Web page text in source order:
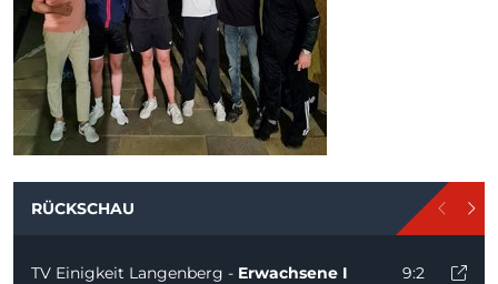
RÜCKSCHAU
TV Einigkeit Langenberg - Erwachsene I 9:2